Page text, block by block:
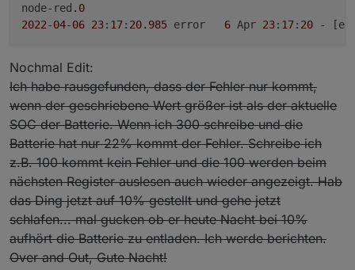
node-red .0
2022-04-06 23: 17: 20.985 6 Apr 23: 17: 20 -
Nochmal Edit:
Ich habe rausgefunden, dass der Fehler nur kommt,
wenn der geschriebene Wert größer ist als der aktuelle
SOC der Batterie. Wenn ich 300 schreibe und die
Batterie hat nur 22% kommt der Fehler. Schreibe ich
z.B. 100 kommt kein Fehler und die 100 werden beim
nächsten Register auslesen auch wieder angezeigt. Hab
das Ding jetzt auf 10% gestellt und gehe jetzt
schlafen... mal gucken ob er heute Nacht bei 10%
aufhört die Batterie zu entladen. Ich werde berichten.
Over and Out, Gute Nacht!